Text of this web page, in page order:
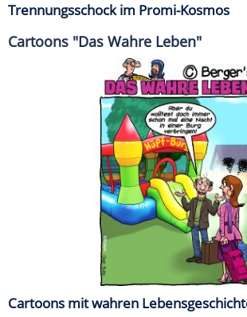
Trennungsschock im Promi-Kosmos
Cartoons "Das Wahre Leben"
Cartoons mit wahren